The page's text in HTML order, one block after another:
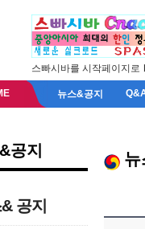
스빠시바를 시작페이지로
뉴스&공지
공지
공지
뉴